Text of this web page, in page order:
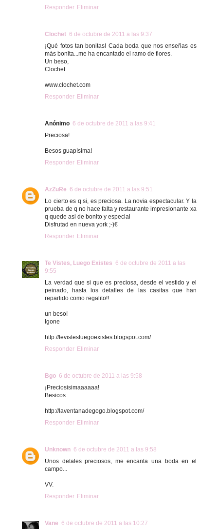
Responder Eliminar
Clochet 6 de octubre de 2011 a las 9:37
¡Qué fotos tan bonitas! Cada boda que nos enseñas es
más bonita...me ha encantado el ramo de flores.
Un beso,
Clochet.
www.clochet.com
Responder Eliminar
Anónimo 6 de octubre de 2011 a las 9:41
Preciosa!
Besos guapísima!
Responder Eliminar
AzZuRe 6 de octubre de 2011 a las 9:51
Lo cierto es q si, es preciosa. La novia espectacular. Y la
prueba de q no hace falta y restaurante impresionante xa
q quede asi de bonito y especial
Disfrutad en nueva york ;-)€
Responder Eliminar
Te Vistes, Luego Existes 6 de octubre de 2011 a las
9:55
La verdad que si que es preciosa, desde el vestido y el
peinado, hasta los detalles de las casitas que han
repartido como regalito!!
un beso!
Igone
http://tevistesluegoexistes.blogspot.com/
Responder Eliminar
Bgo 6 de octubre de 2011 a las 9:58
¡Preciosisimaaaaaa!
Besicos.
http://laventanadegogo.blogspot.com/
Responder Eliminar
Unknown 6 de octubre de 2011 a las 9:58
Unos detales preciosos, me encanta una boda en el
campo...
VV.
Responder Eliminar
Vane 6 de octubre de 2011 a las 10:27